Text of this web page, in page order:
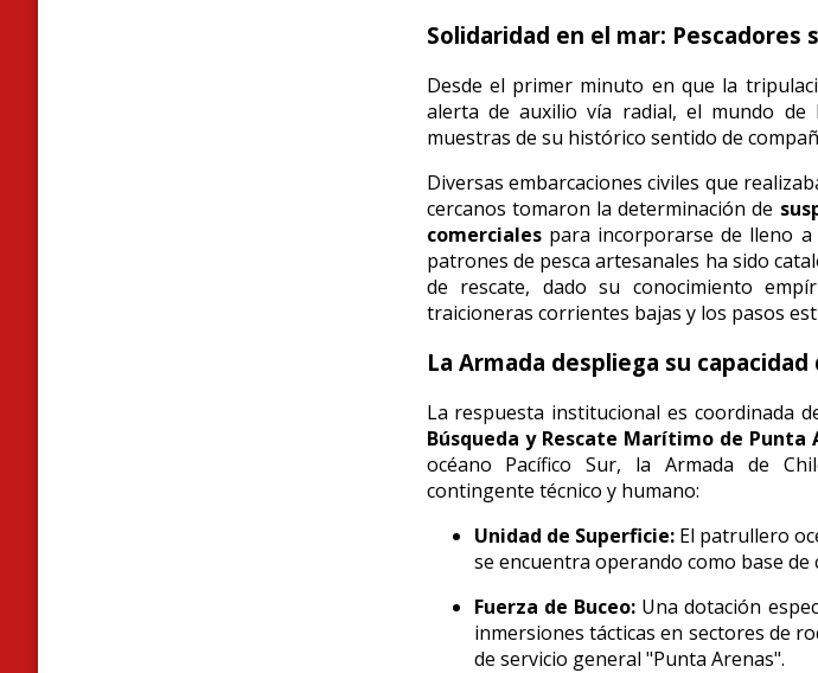
Solidaridad en el mar: Pescadores
Desde el primer minuto en que la
alerta de auxilio vía radial, el mundo de
muestras de su histórico sentido de
Diversas embarcaciones civiles que
cercanos tomaron la determinación de
comercialespara incorporarse de lleno a
patrones de pesca artesanales ha sido
de rescate, dado su conocimiento
traicioneras corrientes bajas y los pasos
La Armada despliega su
La respuesta institucional es coordinada
Búsqueda y Rescate Marítimo de Punta
océano Pacífico Sur, la Armada de
contingente técnico y humano:
Unidad de Superficie:El patrullero
se encuentra operando como base
Fuerza de Buceo:Una dotación
inmersiones tácticas en sectores de
de servicio general "Punta Arenas".